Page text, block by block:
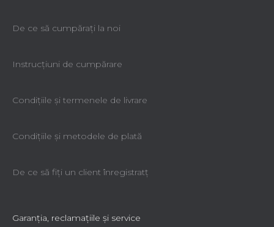
De ce să cumpăraţi la noi
Instrucțiuni de cumpărare
Condiţiile şi termenele de livrare
Condiţiile şi metodele de plată
De ce să fiţi un client înregistratţ
Garanţia, reclamaţiile şi service